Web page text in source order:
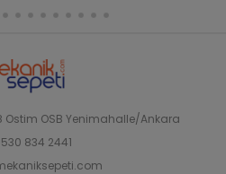
Ostim OSB Yenimahalle/Ankara
834 2441